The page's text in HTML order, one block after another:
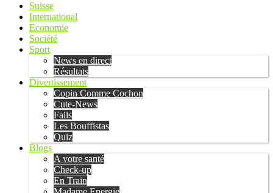
Suisse
International
Economie
Société
Sport
News en direct
Résultats
Divertissement
Copin Comme Cochon
Cute-News
Fails
Les Bouffistas
Quiz
Blogs
A votre santé
Check-up
En Train